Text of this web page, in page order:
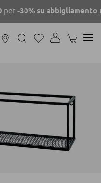
-30%su abbigliamento
IL